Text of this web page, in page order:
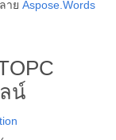
าย Aspose.Words
น์